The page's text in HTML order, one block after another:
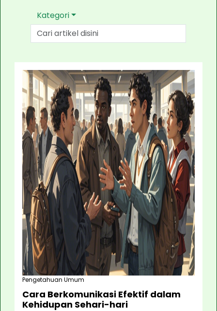
Kategori
Pengetahuan Umum
Cara Berkomunikasi Efektif dalam
Kehidupan Sehari-hari